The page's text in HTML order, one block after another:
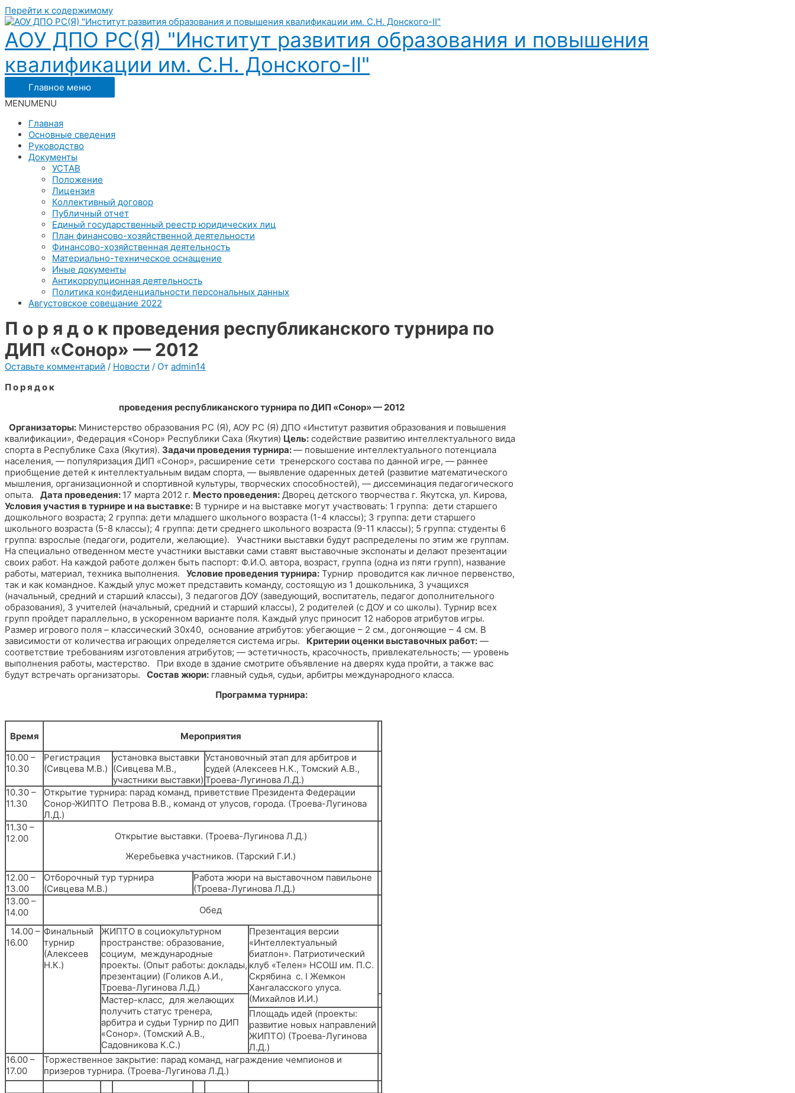
Перейти к содержимому
АОУ ДПО РС(Я) "Институт развития образования и повышения
квалификации им. С.Н. Донского-II"
Главное меню
MENUMENU
Главная
Основные сведения
Руководство
Документы
УСТАВ
Положение
Лицензия
Коллективный договор
Публичный отчет
Единый государственный реестр юридических лиц
План финансово-хозяйственной деятельности
Финансово-хозяйственная деятельность
Материально-техническое оснащение
Иные документы
Антикоррупционная деятельность
Политика конфиденциальности персональных данных
Августовское совещание 2022
П о р я д о к проведения республиканского турнира по
ДИП «Сонор» — 2012
Оставьте комментарий / Новости / От admin14
П о р я д о к
проведения республиканского турнира по ДИП «Сонор» — 2012
Организаторы: Министерство образования РС (Я), АОУ РС (Я) ДПО «Институт развития образования и повышения
квалификации», Федерация «Сонор» Республики Саха (Якутия) Цель: содействие развитию интеллектуального вида
спорта в Республике Саха (Якутия). Задачи проведения турнира:— повышение интеллектуального потенциала
населения, — популяризация ДИП «Сонор», расширение сети тренерского состава по данной игре, — раннее
приобщение детей к интеллектуальным видам спорта, — выявление одаренных детей (развитие математического
мышления, организационной и спортивной культуры, творческих способностей), — диссеминация педагогического
опыта.
Дата проведения: 17 марта 2012 г. Место проведения: Дворец детского творчества г. Якутска, ул. Кирова,
Условия участия в турнире и на выставке: В турнире и на выставке могут участвовать: 1 группа: дети старшего
дошкольного возраста; 2 группа: дети младшего школьного возраста (1-4 классы); 3 группа: дети старшего
школьного возраста (5-8 классы); 4 группа: дети среднего школьного возраста (9-11 классы); 5 группа: студенты 6
группа: взрослые (педагоги, родители, желающие). Участники выставки будут распределены по этим же группам.
На специально отведенном месте участники выставки сами ставят выставочные экспонаты и делают презентации
своих работ. На каждой работе должен быть паспорт: Ф.И.О. автора, возраст, группа (одна из пяти групп), название
работы, материал, техника выполнения.
Условие проведения турнира: Турнир проводится как личное первенство,
так и как командное. Каждый улус может представить команду, состоящую из 1 дошкольника, 3 учащихся
(начальный, средний и старший классы), 3 педагогов ДОУ (заведующий, воспитатель, педагог дополнительного
образования), 3 учителей (начальный, средний и старший классы), 2 родителей (с ДОУ и со школы). Турнир всех
групп пройдет параллельно, в ускоренном варианте поля. Каждый улус приносит 12 наборов атрибутов игры.
Размер игрового поля – классический 30х40, основание атрибутов: убегающие – 2 см., догоняющие – 4 см. В
зависимости от количества играющих определяется система игры.
Критерии оценки выставочных работ: —
соответствие требованиям изготовления атрибутов; — эстетичность, красочность, привлекательность; — уровень
выполнения работы, мастерство. При входе в здание смотрите объявление на дверях куда пройти, а также вас
будут встречать организаторы.
Состав жюри: главный судья, судьи, арбитры международного класса.
Программа турнира:
Время
Мероприятия
10.00 –
10.30
Регистрация
(Сивцева М.В.)
установка выставки
(Сивцева М.В.,
участники выставки)
Установочный этап для арбитров и
судей (Алексеев Н.К., Томский А.В.,
Троева-Лугинова Л.Д.)
10.30 –
11.30
Открытие турнира: парад команд, приветствие Президента Федерации
Сонор-ЖИПТО Петрова В.В., команд от улусов, города. (Троева-Лугинова
Л.Д.)
11.30 –
12.00
Открытие выставки. (Троева-Лугинова Л.Д.)
Жеребьевка участников. (Тарский Г.И.)
12.00 –
13.00
Отборочный тур турнира
(Сивцева М.В.)
Работа жюри на выставочном павильоне
(Троева-Лугинова Л.Д.)
13.00 –
14.00
Обед
14.00 –
16.00
Финальный
турнир
(Алексеев
Н.К.)
ЖИПТО в социокультурном
пространстве: образование,
социум, международные
проекты. (Опыт работы: доклады,
презентации) (Голиков А.И.,
Троева-Лугинова Л.Д.)
Презентация версии
«Интеллектуальный
биатлон». Патриотический
клуб «Телен» НСОШ им. П.С.
Скрябина с. I Жемкон
Хангаласского улуса.
(Михайлов И.И.)
Мастер-класс, для желающих
получить статус тренера,
арбитра и судьи Турнир по ДИП
«Сонор». (Томский А.В.,
Садовникова К.С.)
Площадь идей (проекты:
развитие новых направлений
ЖИПТО) (Троева-Лугинова
Л.Д.)
16.00 –
17.00
Торжественное закрытие: парад команд, награждение чемпионов и
призеров турнира. (Троева-Лугинова Л.Д.)